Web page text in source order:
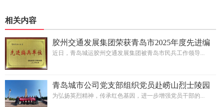
相关内容
胶州交通发展集团荣获青岛市2025年度先进编
兵单位称号
近日，青岛城运胶州交通发展集团被青岛市民兵工作领导...
青岛城市公司党支部组织党员赴崂山烈士陵园
开展“缅怀先烈铸忠诚 实干担当践政绩”清明祭
为弘扬英烈精神，传承红色基因，进一步增强党员干部的...